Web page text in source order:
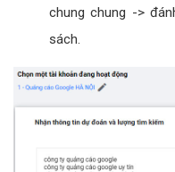
chung chung ->
sách.